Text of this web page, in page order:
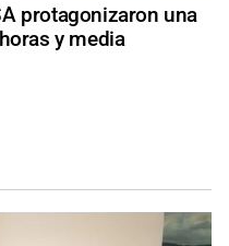
protagonizaron una
y media